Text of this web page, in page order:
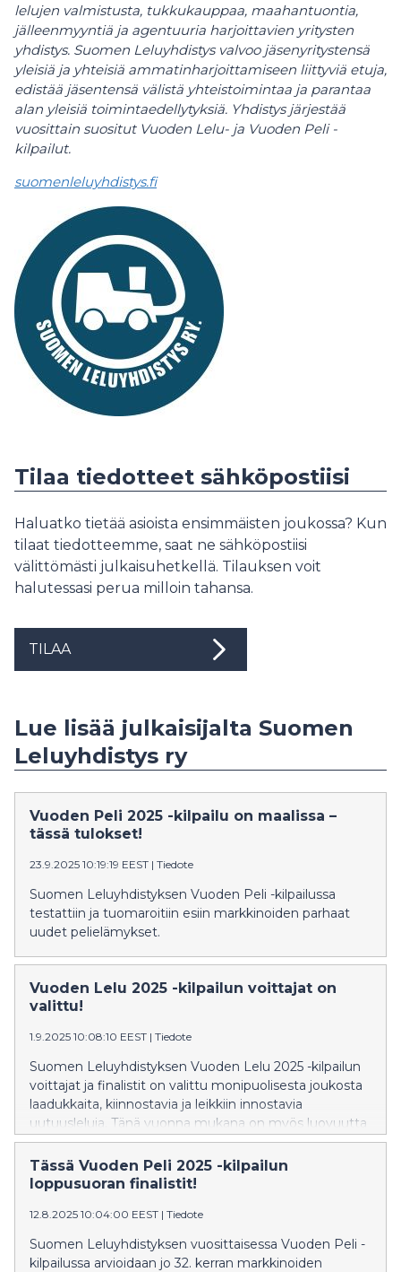
lelujen valmistusta, tukkukauppaa, maahantuontia,
jälleenmyyntiä ja agentuuria harjoittavien yritysten
yhdistys. Suomen Leluyhdistys valvoo jäsenyritystensä
yleisiä ja yhteisiä ammatinharjoittamiseen liittyviä etuja,
edistää jäsentensä välistä yhteistoimintaa ja parantaa
alan yleisiä toimintaedellytyksiä. Yhdistys järjestää
vuosittain suositut Vuoden Lelu- ja Vuoden Peli -
kilpailut.
suomenleluyhdistys.fi
Tilaa tiedotteet sähköpostiisi
Haluatko tietää asioista ensimmäisten joukossa? Kun
tilaat tiedotteemme, saat ne sähköpostiisi
välittömästi julkaisuhetkellä. Tilauksen voit
halutessasi perua milloin tahansa.
TILAA
Lue lisää julkaisijalta Suomen
Leluyhdistys ry
Vuoden Peli 2025 -kilpailu on maalissa –
tässä tulokset!
23.9.2025 10:19:19 EEST | Tiedote
Suomen Leluyhdistyksen Vuoden Peli -kilpailussa
testattiin ja tuomaroitiin esiin markkinoiden parhaat
uudet pelielämykset.
Vuoden Lelu 2025 -kilpailun voittajat on
valittu!
1.9.2025 10:08:10 EEST | Tiedote
Suomen Leluyhdistyksen Vuoden Lelu 2025 -kilpailun
voittajat ja finalistit on valittu monipuolisesta joukosta
laadukkaita, kiinnostavia ja leikkiin innostavia
uutuusleluja. Tänä vuonna mukana on myös luovuutta
korostava uusi kategoria.
Tässä Vuoden Peli 2025 -kilpailun
loppusuoran finalistit!
12.8.2025 10:04:00 EEST | Tiedote
Suomen Leluyhdistyksen vuosittaisessa Vuoden Peli -
kilpailussa arvioidaan jo 32. kerran markkinoiden